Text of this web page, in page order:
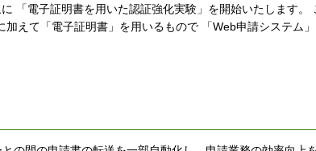
「電子証明書を用いた認証強化実験」を開始いたします。
えて「電子証明書」を用いるもので 「Web申請システム